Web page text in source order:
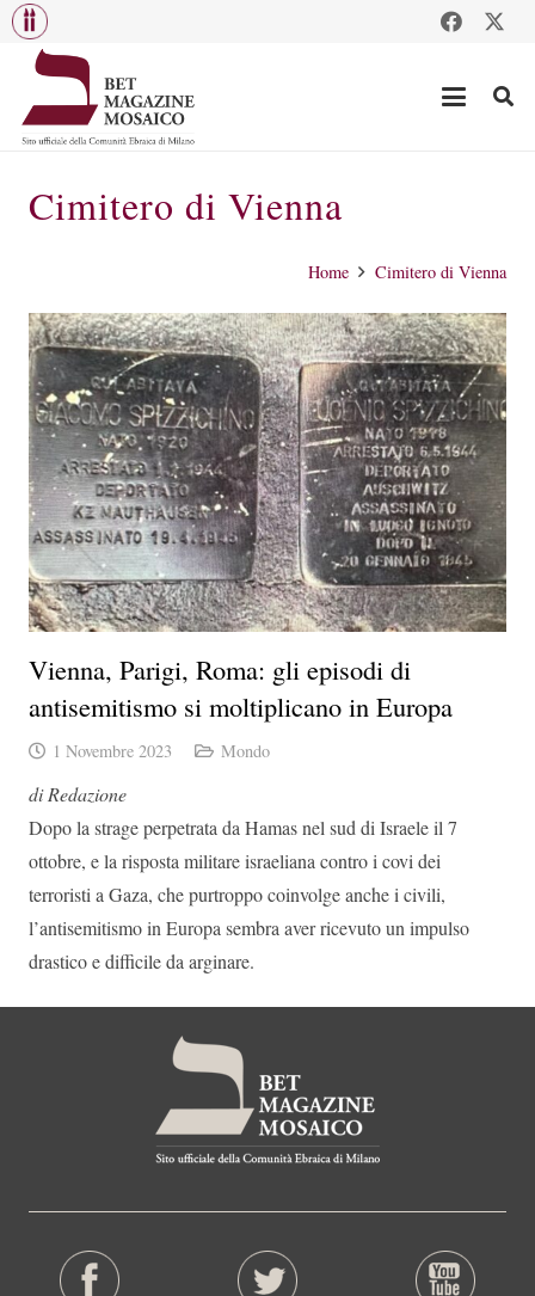
Cimitero di Vienna
Home Cimitero di Vienna
Vienna, Parigi, Roma: gli episodi di
antisemitismo si moltiplicano in Europa
1 Novembre 2023 Mondo
di Redazione
Dopo la strage perpetrata da Hamas nel sud di Israele il 7
ottobre, e la risposta militare israeliana contro i covi dei
terroristi a Gaza, che purtroppo coinvolge anche i civili,
l’antisemitismo in Europa sembra aver ricevuto un impulso
drastico e difficile da arginare.